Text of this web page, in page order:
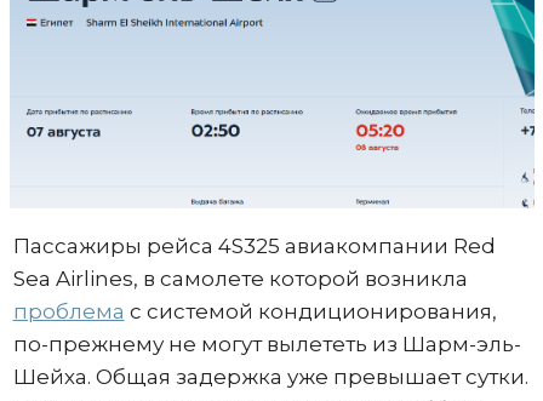
Пассажиры рейса 4S325 авиакомпании Red
Sea Airlines, в самолете которой возникла
проблема с системой кондиционирования,
по-прежнему не могут вылететь из Шарм-эль-
Шейха. Общая задержка уже превышает сутки.